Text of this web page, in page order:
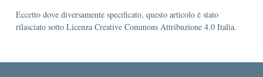
Eccetto dove diversamente specificato, questo articolo è stato
rilasciato sotto Licenza Creative Commons Attribuzione 4.0 Italia.